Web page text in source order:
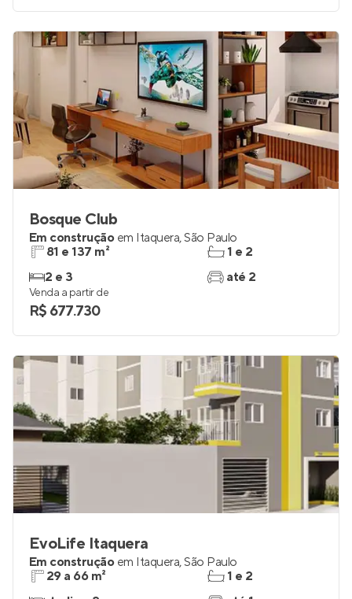
Bosque Club
Em construção em Itaquera,São Paulo
81 e 137 m²
2 e 3
1 e 2
até 2
Venda a partir de
R$ 677.730
EvoLife Itaquera
Em construção em Itaquera,São Paulo
29 a 66 m²
1 e 2